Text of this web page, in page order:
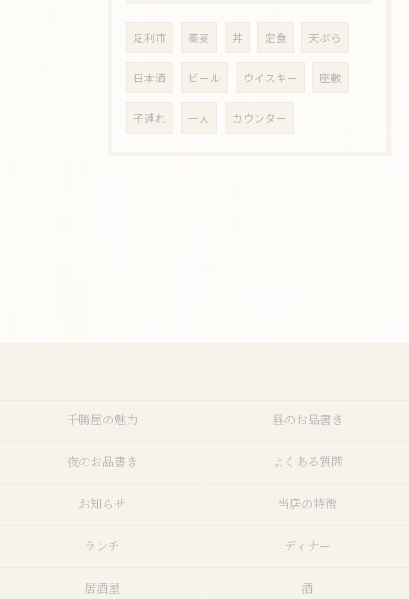
足利市 蕎麦 丼 定食 天ぷら
日本酒 ビール ウイスキー 座敷
子連れ 一人 カウンター
千勝屋の魅力 昼のお品書き
夜のお品書き よくある質問
お知らせ 当店の特徴
ランチ ディナー
居酒屋 酒